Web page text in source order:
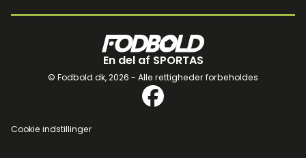
En del af SPORTAS
© Fodbold.dk,2026 - Alle rettigheder forbeholdes
Cookie indstillinger